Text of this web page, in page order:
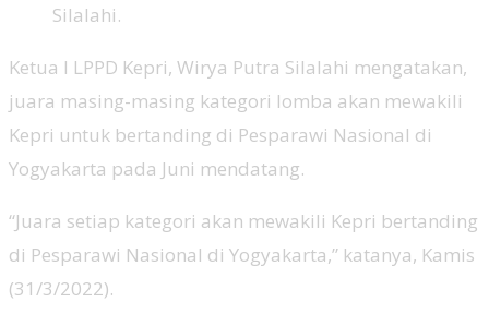
Silalahi.
Ketua I LPPD Kepri, Wirya Putra Silalahi mengatakan,
juara masing-masing kategori lomba akan mewakili
Kepri untuk bertanding di Pesparawi Nasional di
Yogyakarta pada Juni mendatang.
“Juara setiap kategori akan mewakili Kepri bertanding
di Pesparawi Nasional di Yogyakarta,” katanya, Kamis
(31/3/2022).